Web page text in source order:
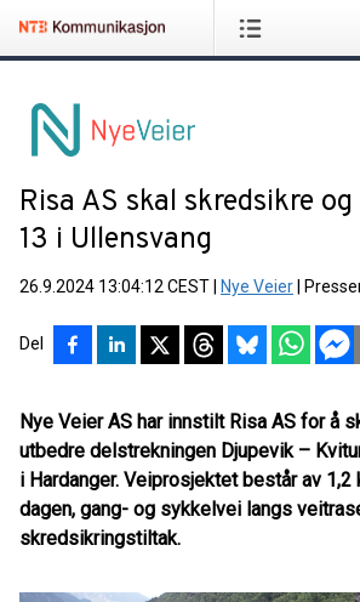
Risa AS skal skredsikre
13 i Ullensvang
26.9.2024 13:04:12 CEST Nye Veier
Del
Nye Veier AS har innstilt Risa AS for å
utbedre delstrekningen Djupevik –
i Hardanger. Veiprosjektet består av
dagen, gang- og sykkelvei langs
skredsikringstiltak.